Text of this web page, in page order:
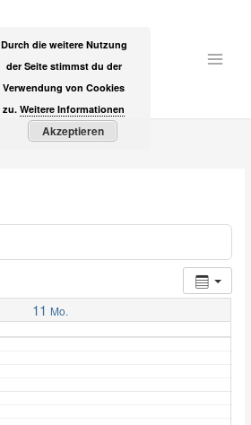
11 Mo.
Durch die weitere Nutzung
der Seite stimmst du der
Verwendung von Cookies
zu. Weitere Informationen
Akzeptieren